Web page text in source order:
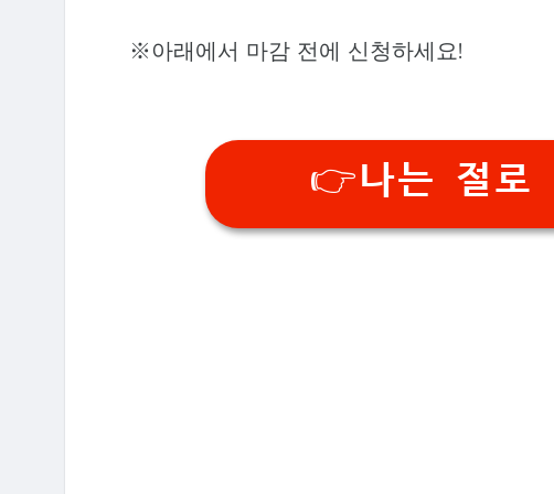
※아래에서 마감 전에 신청하세요!
👉나는 절로